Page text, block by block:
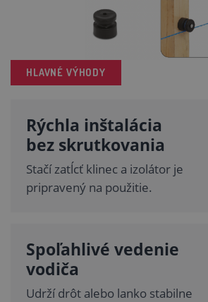
HLAVNÉ VÝHODY
Rýchla inštalácia
bez skrutkovania
Stačí zatĺcť klinec a izolátor je
pripravený na použitie.
Spoľahlivé vedenie
vodiča
Udrží drôt alebo lanko stabilne